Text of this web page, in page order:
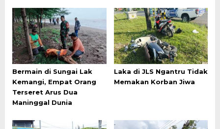
Bermain di Sungai Lak
Kemangi, Empat Orang
Terseret Arus Dua
Maninggal Dunia
Laka di JLS Ngantru Tidak
Memakan Korban Jiwa